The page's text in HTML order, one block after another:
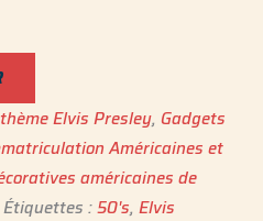
Elvis Presley,Gadgets
Américaines et
américaines de
Étiquettes :50's,Elvis